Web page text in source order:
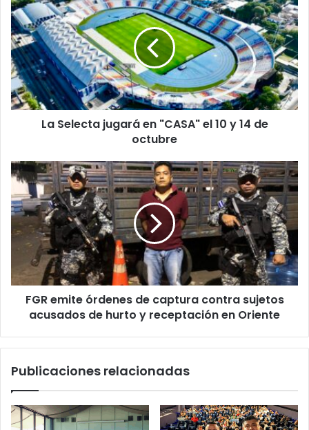
Selecta
jugará
en
"CASA"
el
10
y
14
La Selecta jugará en "CASA" el 10 y 14 de
octubre
FGR
emite
órdenes
de
captura
contra
sujetos
acusados
de
hurtoFGR emite órdenes de captura contra sujetos
acusados de hurto y receptación en Oriente
Publicaciones relacionadas